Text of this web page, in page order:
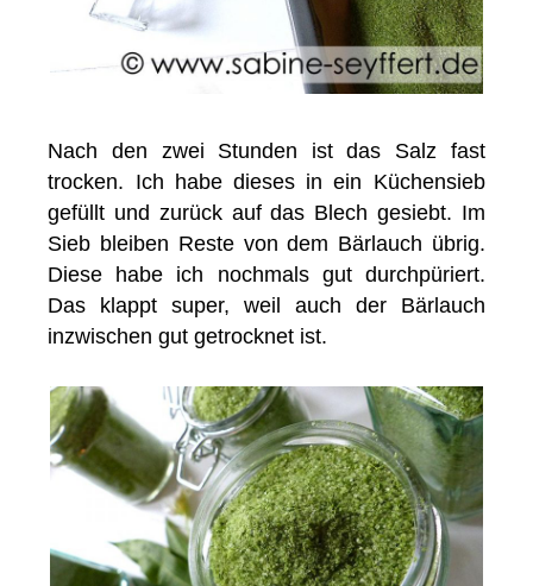
Nach den zwei Stunden ist das Salz fast
trocken. Ich habe dieses in ein Küchensieb
gefüllt und zurück auf das Blech gesiebt. Im
Sieb bleiben Reste von dem Bärlauch übrig.
Diese habe ich nochmals gut durchpüriert.
Das klappt super, weil auch der Bärlauch
inzwischen gut getrocknet ist.